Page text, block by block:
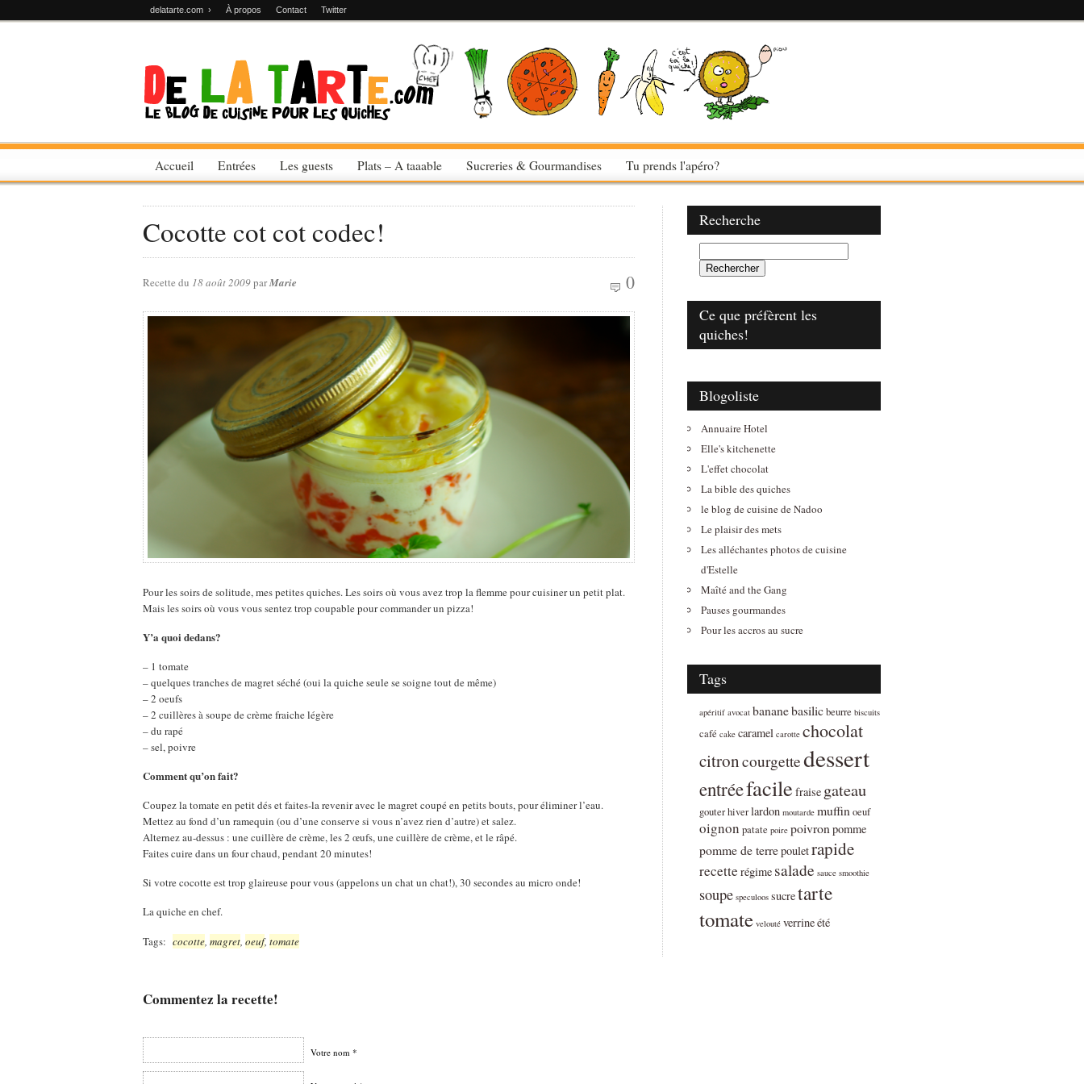
delatarte.com › À propos Contact Twitter
Accueil Entrées Les guests Plats – A taaable Sucreries & Gourmandises Tu prends l'apéro?
Cocotte cot cot codec!
Recette du 18 août 2009parMarie 0
Pour les soirs de solitude, mes petites quiches. Les soirs où vous avez trop la flemme pour cuisiner un petit plat.
Mais les soirs où vous vous sentez trop coupable pour commander un pizza!
Y’a quoi dedans?
– 1 tomate
– quelques tranches de magret séché (oui la quiche seule se soigne tout de même)
– 2 oeufs
– 2 cuillères à soupe de crème fraiche légère
– du rapé
– sel, poivre
Comment qu’on fait?
Coupez la tomate en petit dés et faites-la revenir avec le magret coupé en petits bouts, pour éliminer l’eau.
Mettez au fond d’un ramequin (ou d’une conserve si vous n’avez rien d’autre) et salez.
Alternez au-dessus : une cuillère de crème, les 2 œufs, une cuillère de crème, et le râpé.
Faites cuire dans un four chaud, pendant 20 minutes!
Si votre cocotte est trop glaireuse pour vous (appelons un chat un chat!), 30 secondes au micro onde!
La quiche en chef.
Tags: cocotte, magret, oeuf, tomate
Commentez la recette!
Votre nom *
Recherche
Ce que préfèrent les
quiches!
Blogoliste
Annuaire Hotel
Elle's kitchenette
L'effet chocolat
La bible des quiches
le blog de cuisine de Nadoo
Le plaisir des mets
Les alléchantes photos de cuisine
d'Estelle
Maîté and the Gang
Pauses gourmandes
Pour les accros au sucre
Tags
apéritif avocat bananebasilicbeurre biscuits
café cake caramel carotte chocolat
citroncourgettedessert
entréefacile fraise gateau
gouterhiverlardon moutarde muffin oeuf
oignon patate poire poivron pomme
pomme de terrepouletrapide
recette régime salade sauce smoothie
soupe speculoos sucretarte
tomate velouté verrineété